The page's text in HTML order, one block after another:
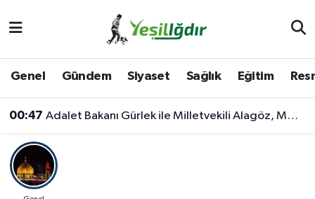
Genel Gündem Siyaset Sağlık Eğitim
00:47 Adalet Bakanı Gürlek ile Milletvekili Alagöz, MHP İl Başkanlığını Ziyaret Etti
Iğdır Trafik Yoğunluk Haritası
Süper Lig Puan Durumu ve Fikstür